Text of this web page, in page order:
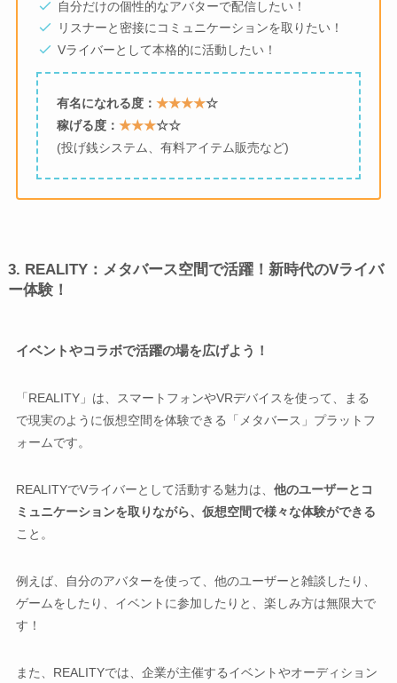
自分だけの個性的なアバターで配信したい！
リスナーと密接にコミュニケーションを取りたい！
Vライバーとして本格的に活動したい！
有名になれる度： ★★★★☆
稼げる度： ★★★☆☆
(投げ銭システム、有料アイテム販売など)
3. REALITY：メタバース空間で活躍！新時代のVライバ
ー体験！
イベントやコラボで活躍の場を広げよう！
「REALITY」は、スマートフォンやVRデバイスを使って、まる
で現実のように仮想空間を体験できる「メタバース」プラットフ
ォームです。
REALITYでVライバーとして活動する魅力は、 他のユーザーとコ
ミュニケーションを取りながら、仮想空間で様々な体験ができる
こと。
例えば、自分のアバターを使って、他のユーザーと雑談したり、
ゲームをしたり、イベントに参加したりと、楽しみ方は無限大で
す！
また、REALITYでは、企業が主催するイベントやオーディション